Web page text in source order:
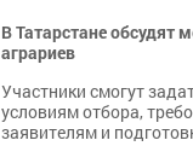
В Татарстане
аграриев
Участники смогут
условиям отбора,
заявителям и